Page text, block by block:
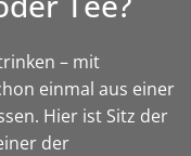
– mit
einmal aus einer
Hier ist Sitz der
der